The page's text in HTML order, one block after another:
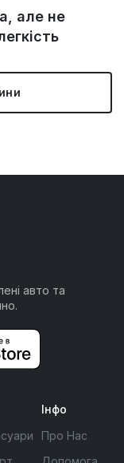
але не
авто та
Інфо
Про Нас